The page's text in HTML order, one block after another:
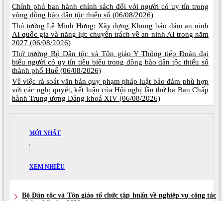
Chính phủ ban hành chính sách đối với người có uy tín trong
vùng đồng bào dân tộc thiểu số (06/08/2026)
Thủ tướng Lê Minh Hưng: Xây dựng Khung bảo đảm an ninh
AI quốc gia và năng lực chuyên trách về an ninh AI trong năm
2027 (06/08/2026)
Thứ trưởng Bộ Dân tộc và Tôn giáo Y Thông tiếp Đoàn đại
biểu người có uy tín tiêu biểu trong đồng bào dân tộc thiểu số
thành phố Huế (06/08/2026)
Về việc rà soát văn bản quy phạm pháp luật bảo đảm phù hợp
với các nghị quyết, kết luận của Hội nghị lần thứ ba Ban Chấp
hành Trung ương Đảng khoá XIV (06/08/2026)
MỚI NHẤT
XEM NHIỀU
Bộ Dân tộc và Tôn giáo tổ chức tập huấn về nghiệp vụ công tác